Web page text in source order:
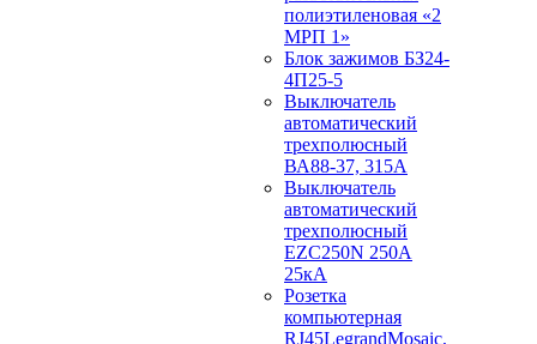
полиэтиленовая «2
МРП 1»
Блок зажимов БЗ24-
4П25-5
Выключатель
автоматический
трехполюсный
ВА88-37, 315А
Выключатель
автоматический
трехполюсный
EZC250N 250А
25кА
Розетка
компьютерная
RJ45LegrandMosaic,